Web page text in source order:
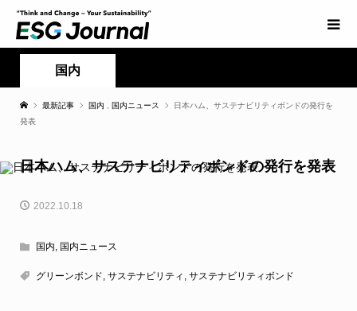
国内
最新記事 国内 国内ニュース
日本ハム、サステナビリティボンドの発行を
発表
日本ハム、サステナビリティボンドの発行を発表
2022.10.18
国内, 国内ニュース
グリーンボンド, サステナビリティ , サステナビリティボンド